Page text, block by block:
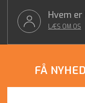
Hvem er
LÆS OM OS
FÅ